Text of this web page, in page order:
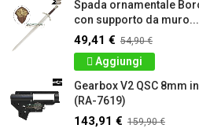
Spada ornamentale
con supporto da muro...
49,41 € 54,90 €
Aggiungi
Gearbox V2 QSC 8mm
(RA-7619)
143,91 € 159,90 €